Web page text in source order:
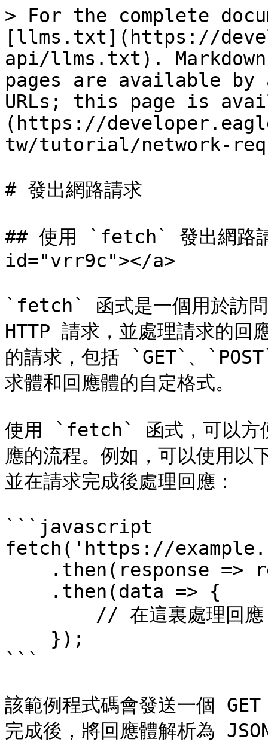
> For the complete
[llms.txt](https://
api/llms.txt).
pages are available by
URLs; this page is
(https://
tw/tutorial/network-
# 發出網路請求
## 使用 `fetch` 發出網
id="vrr9c"></a>
`fetch` 函式是一個用於訪問
HTTP 請求，並處理請求的
的請求，包括 `GET`、
求體和回應體的自定格式。
使用 `fetch` 函式，可以方
應的流程。例如，可以使用
並在請求完成後處理回應：
```javascript
fetch('https://
```
該範例程式碼會發送一個
完成後，將回應體解析為